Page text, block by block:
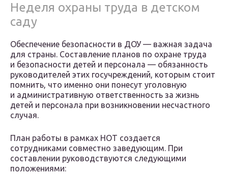
Неделя охраны труда в детском
саду
Обеспечение безопасности в ДОУ — важная задача
для страны. Составление планов по охране труда
и безопасности детей и персонала — обязанность
руководителей этих госучреждений, которым стоит
помнить, что именно они понесут уголовную
и административную ответственность за жизнь
детей и персонала при возникновении несчастного
случая.
План работы в рамках НОТ создается
сотрудниками совместно заведующим. При
составлении руководствуются следующими
положениями: